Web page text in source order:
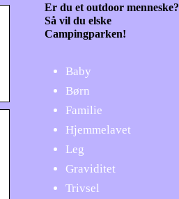
Er du et outdoor menneske?
Så vil du elske
Campingparken!
Baby
Børn
Familie
Hjemmelavet
Leg
Graviditet
Trivsel